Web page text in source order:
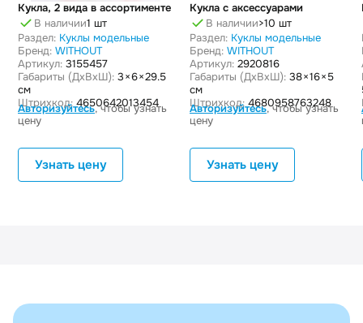
Кукла, 2 вида в ассортименте
В наличии1 шт
Раздел: Куклы модельные
Бренд: WITHOUT
Артикул: 3155457
Габариты (ДxВxШ): 3 × 6 × 29.5
см
Штрихкод: 4650642013454
Авторизуйтесь, чтобы узнать
цену
Узнать цену
Кукла с аксессуарами
В наличии>10 шт
Раздел: Куклы модельные
Бренд: WITHOUT
Артикул: 2920816
Габариты (ДxВxШ): 38 × 16 × 5
см
Штрихкод: 4680958763248
Авторизуйтесь, чтобы узнать
цену
Узнать цену